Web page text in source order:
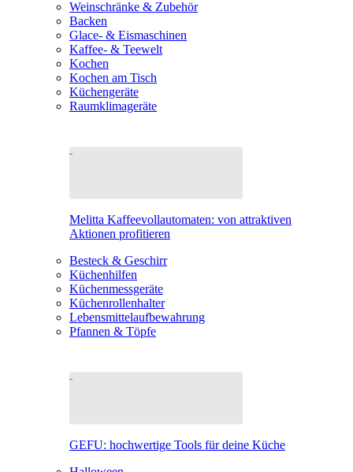
Weinschränke & Zubehör
Backen
Glace- & Eismaschinen
Kaffee- & Teewelt
Kochen
Kochen am Tisch
Küchengeräte
Raumklimageräte
Melitta Kaffeevollautomaten: von attraktiven
Aktionen profitieren
Besteck & Geschirr
Küchenhilfen
Küchenmessgeräte
Küchenrollenhalter
Lebensmittelaufbewahrung
Pfannen & Töpfe
GEFU: hochwertige Tools für deine Küche